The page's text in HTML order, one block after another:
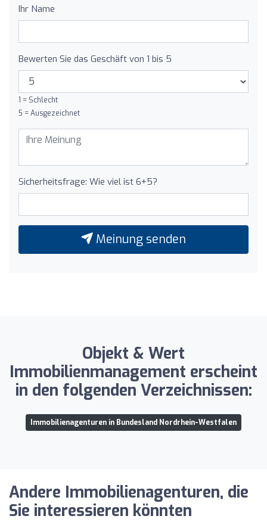
Ihr Name
Bewerten Sie das Geschäft von 1 bis 5
1 = Schlecht
5 = Ausgezeichnet
Sicherheitsfrage: Wie viel ist 6+5?
Meinung senden
Objekt & Wert
Immobilienmanagement erscheint
in den folgenden Verzeichnissen:
Immobilienagenturen in Bundesland Nordrhein-Westfalen
Andere Immobilienagenturen, die
Sie interessieren könnten